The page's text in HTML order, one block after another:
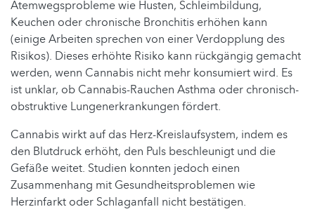
Atemwegsprobleme wie Husten, Schleimbildung,
Keuchen oder chronische Bronchitis erhöhen kann
(einige Arbeiten sprechen von einer Verdopplung des
Risikos). Dieses erhöhte Risiko kann rückgängig gemacht
werden, wenn Cannabis nicht mehr konsumiert wird. Es
ist unklar, ob Cannabis-Rauchen Asthma oder chronisch-
obstruktive Lungenerkrankungen fördert.
Cannabis wirkt auf das Herz-Kreislaufsystem, indem es
den Blutdruck erhöht, den Puls beschleunigt und die
Gefäße weitet. Studien konnten jedoch einen
Zusammenhang mit Gesundheitsproblemen wie
Herzinfarkt oder Schlaganfall nicht bestätigen.